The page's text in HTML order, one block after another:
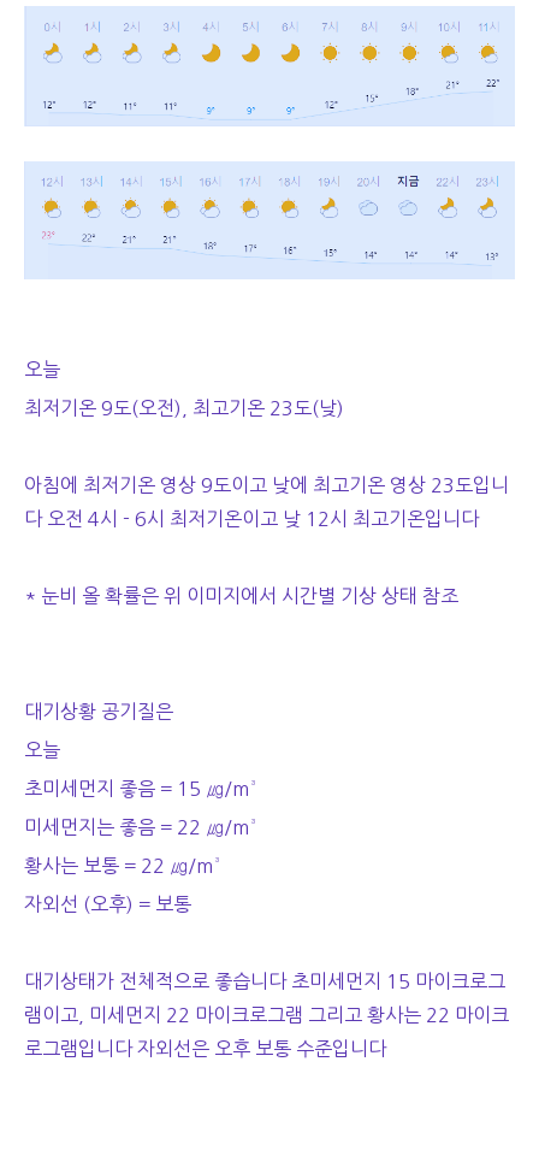
오늘
최저기온 9도(오전), 최고기온 23도(낮)
아침에 최저기온 영상 9도이고 낮에 최고기온 영상 23도입니
다 오전 4시 - 6시 최저기온이고 낮 12시 최고기온입니다
* 눈비 올 확률은 위 이미지에서 시간별 기상 상태 참조
대기상황 공기질은
오늘
초미세먼지 좋음 = 15 ㎍/m³
미세먼지는 좋음 = 22 ㎍/m³
황사는 보통 = 22 ㎍/m³
자외선 (오후) = 보통
대기상태가 전체적으로 좋습니다 초미세먼지 15 마이크로그
램이고, 미세먼지 22 마이크로그램 그리고 황사는 22 마이크
로그램입니다 자외선은 오후 보통 수준입니다